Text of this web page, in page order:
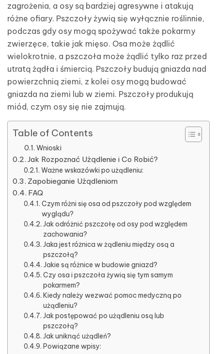
zagrożenia, a osy są bardziej agresywne i atakują
różne ofiary. Pszczoły żywią się wyłącznie roślinnie,
podczas gdy osy mogą spożywać także pokarmy
zwierzęce, takie jak mięso. Osa może żądlić
wielokrotnie, a pszczoła może żądlić tylko raz przed
utratą żądła i śmiercią. Pszczoły budują gniazda nad
powierzchnią ziemi, z kolei osy mogą budować
gniazda na ziemi lub w ziemi. Pszczoły produkują
miód, czym osy się nie zajmują.
Table of Contents
Wnioski
Jak Rozpoznać Użądlenie i Co Robić?
Ważne wskazówki po użądleniu:
Zapobieganie Użądleniom
FAQ
Czym różni się osa od pszczoły pod względem
wyglądu?
Jak odróżnić pszczołę od osy pod względem
zachowania?
Jaka jest różnica w żądleniu między osą a
pszczołą?
Jakie są różnice w budowie gniazd?
Czy osa i pszczoła żywią się tym samym
pokarmem?
Kiedy należy wezwać pomoc medyczną po
użądleniu?
Jak postępować po użądleniu osą lub
pszczołą?
Jak uniknąć użądleń?
Powiązane wpisy: